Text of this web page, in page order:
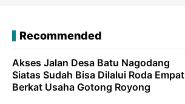
Recommended
Akses Jalan Desa Batu Nagodang
Siatas Sudah Bisa Dilalui Roda Empat
Berkat Usaha Gotong Royong